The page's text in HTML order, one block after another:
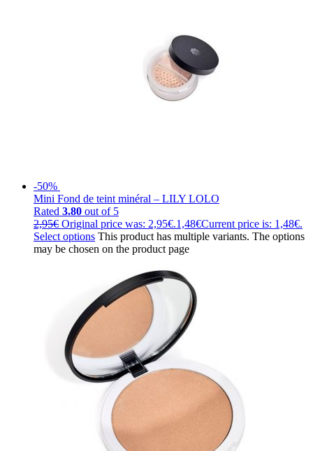
-50%
Mini Fond de teint minéral – LILY LOLO
Rated 3.80 out of 5
2,95€ Original price was: 2,95€.1,48€Current price is: 1,48€.
Select options This product has multiple variants. The options
may be chosen on the product page